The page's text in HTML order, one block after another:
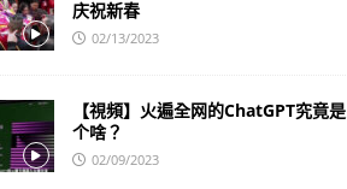
庆祝新春
02/13/2023
【視頻】火遍全网的ChatGPT究竟是
个啥？
02/09/2023